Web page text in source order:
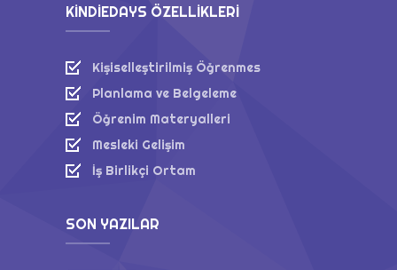
KINDIEDAYS ÖZELLIKLERI
Kişiselleştirilmiş Öğrenmes
Planlama ve Belgeleme
Öğrenim Materyalleri
Mesleki Gelişim
İş Birlikçi Ortam
SON YAZILAR